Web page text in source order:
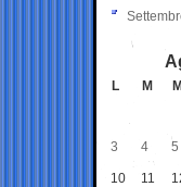
L M M
3 4 5
10 11